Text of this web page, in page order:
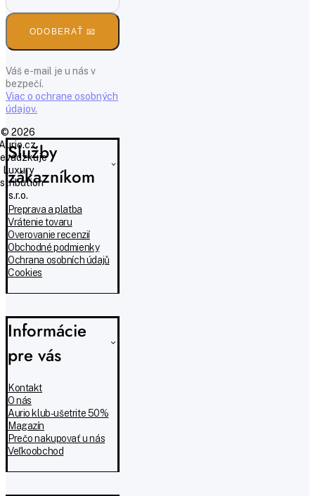
Služby
zákazníkom
Preprava a platba
Vrátenie tovaru
Overovanie recenzií
Obchodné podmienky
Ochrana osobních údajů
Cookies
Informácie
pre vás
Kontakt
O nás
Aurio klub - ušetrite 50%
Magazín
Prečo nakupovať u nás
Veľkoobchod
ODOBERAŤ 📧
Váš e-mail je u nás v
bezpečí.
Viac o ochrane osobných
údajov.
© 2026
Luxury
s.r.o.